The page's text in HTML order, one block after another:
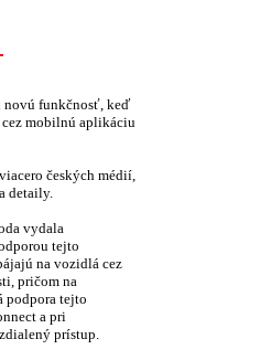
novú funkčnosť, keď
mobilnú aplikáciu
českých médií,
detaily.
vydala
tejto
na vozidlá cez
pričom na
podpora tejto
a pri
prístup.